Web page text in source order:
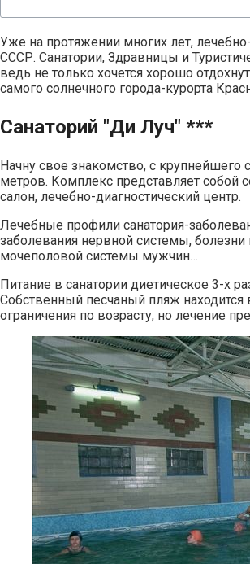
Уже на протяжении многих лет,
СССР. Санатории, Здравницы и
ведь не только хочется хорошо
самого солнечного города-курорта
Санаторий "Ди Луч" ***
Начну свое знакомство, с крупнейшего
метров. Комплекс представляет собой
салон, лечебно-диагностический центр.
Лечебные профили санатория-
заболевания нервной системы,
мочеполовой системы мужчин…
Питание в санатории диетическое 3-
Собственный песчаный пляж
ограничения по возрасту, но лечение